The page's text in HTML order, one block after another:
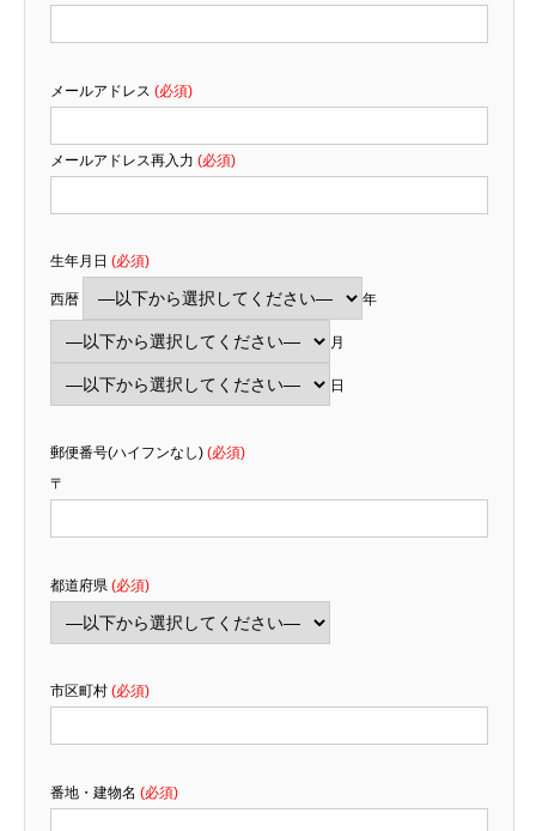
メールアドレス (必須)
メールアドレス再入力 (必須)
生年月日 (必須)
西暦 年
月
日
郵便番号(ハイフンなし) (必須)
〒
都道府県 (必須)
市区町村 (必須)
番地・建物名 (必須)